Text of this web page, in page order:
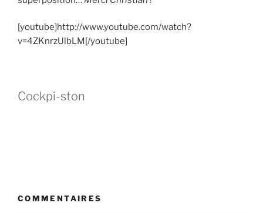
[youtube]http://www.youtube.com/watch?
v=4ZKnrzUlbLM[/youtube]
Cockpi-ston
COMMENTAIRES